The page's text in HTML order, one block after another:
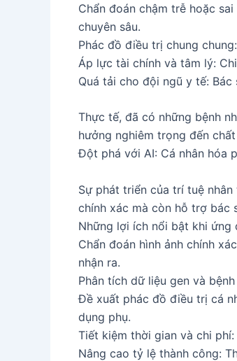
Chẩn đoán chậm trễ hoặc
chuyên sâu.
Phác đồ điều trị chung
Áp lực tài chính và tâm lý:
Quá tải cho đội ngũ y tế:
Thực tế, đã có những bệnh
hưởng nghiêm trọng đến
Đột phá với AI: Cá nhân hóa
Sự phát triển của trí tuệ
chính xác mà còn hỗ trợ bác
Những lợi ích nổi bật khi ứng
Chẩn đoán hình ảnh chính
nhận ra.
Phân tích dữ liệu gen và
Đề xuất phác đồ điều trị cá
dụng phụ.
Tiết kiệm thời gian và chi
Nâng cao tỷ lệ thành công: